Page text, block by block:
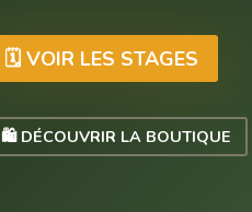
🗓 VOIR LES STAGES
🛍 DÉCOUVRIR LA BOUTIQUE